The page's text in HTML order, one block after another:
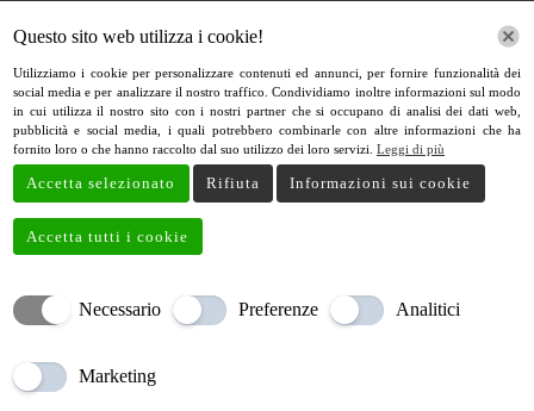
contenuto
Informativa sul trattamento dei dati personali
Introduzione
Questo sito web utilizza i cookie!
Utilizziamo i cookie per personalizzare contenuti ed annunci, per fornire funzionalità dei
social media e per analizzare il nostro traffico. Condividiamo inoltre informazioni sul modo
in cui utilizza il nostro sito con i nostri partner che si occupano di analisi dei dati web,
pubblicità e social media, i quali potrebbero combinarle con altre informazioni che ha
fornito loro o che hanno raccolto dal suo utilizzo dei loro servizi. Leggi di più
Accetta selezionato Rifiuta Informazioni sui cookie
Accetta tutti i cookie
Necessario Preferenze Analitici
Marketing